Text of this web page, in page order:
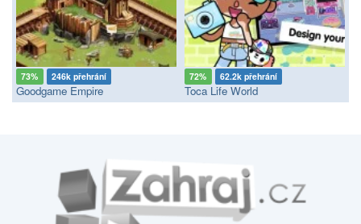
73% 246k přehrání
Goodgame Empire
72% 62.2k přehrání
Toca Life World